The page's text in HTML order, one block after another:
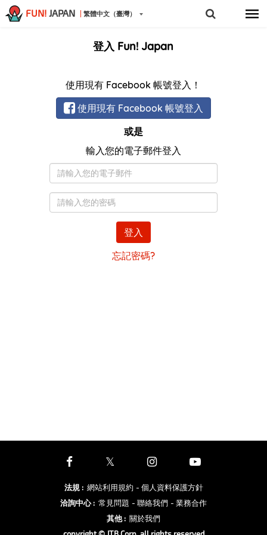
FUN! JAPAN 繁體中文（臺灣）
登入 Fun! Japan
使用現有 Facebook 帳號登入！
使用現有 Facebook 帳號登入
或是
輸入您的電子郵件登入
子
郵
碼
登入
忘記密碼?
法規: 網站利用規約 - 個人資料保護方針
洽詢中心: 常見問題 - 聯絡我們 - 業務合作
其他: 關於我們